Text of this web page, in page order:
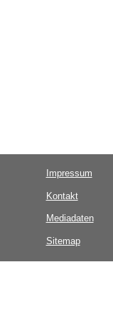
Impressum
Kontakt
Mediadaten
Sitemap